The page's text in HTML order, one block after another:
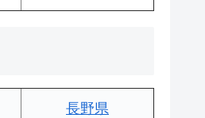
長野県